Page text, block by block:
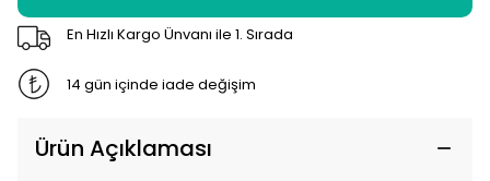
En Hızlı Kargo Ünvanı ile 1. Sırada
14 gün içinde iade değişim
Ürün Açıklaması